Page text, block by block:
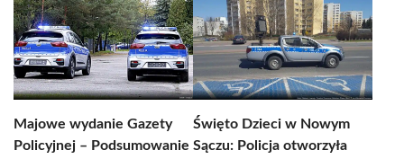
Majowe wydanie Gazety
Policyjnej – Podsumowanie
Święto Dzieci w Nowym
Sączu: Policja otworzyła